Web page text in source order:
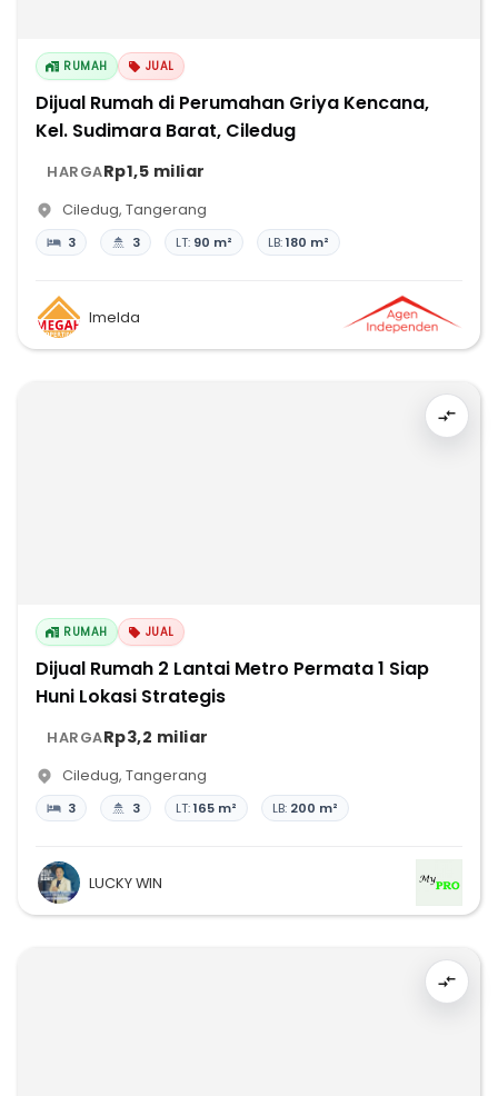
RUMAH JUAL
Dijual Rumah di Perumahan Griya Kencana,
Kel. Sudimara Barat, Ciledug
HARGARp1,5 miliar
Ciledug, Tangerang
3 3 LT: 90 m² LB:180 m²
Imelda
RUMAH JUAL
Dijual Rumah 2 Lantai Metro Permata 1 Siap
Huni Lokasi Strategis
HARGARp3,2 miliar
Ciledug, Tangerang
3 3 LT:165 m² LB: 200 m²
LUCKY WIN